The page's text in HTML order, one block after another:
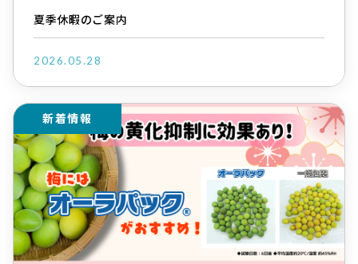
夏季休暇のご案内
2026.05.28
新着情報